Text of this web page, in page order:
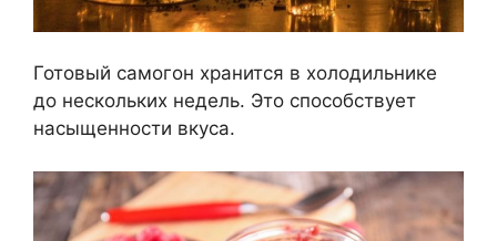
Готовый самогон хранится в холодильнике
до нескольких недель. Это способствует
насыщенности вкуса.